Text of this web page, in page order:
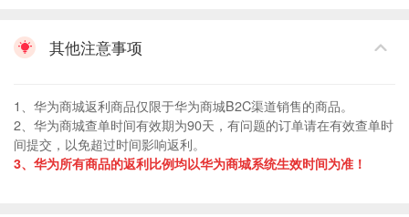
其他注意事项
1、华为商城返利商品仅限于华为商城B2C渠道销售的商品。
2、华为商城查单时间有效期为90天，有问题的订单请在有效查单时
间提交，以免超过时间影响返利。
3、华为所有商品的返利比例均以华为商城系统生效时间为准！